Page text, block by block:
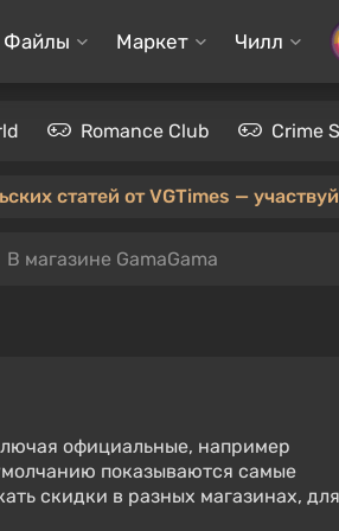
Файлы Маркет Чилл
Romance Club Crime
статей от VGTimes —
В магазине GamaGama
официальные, например
показываются самые
скидки в разных магазинах, для